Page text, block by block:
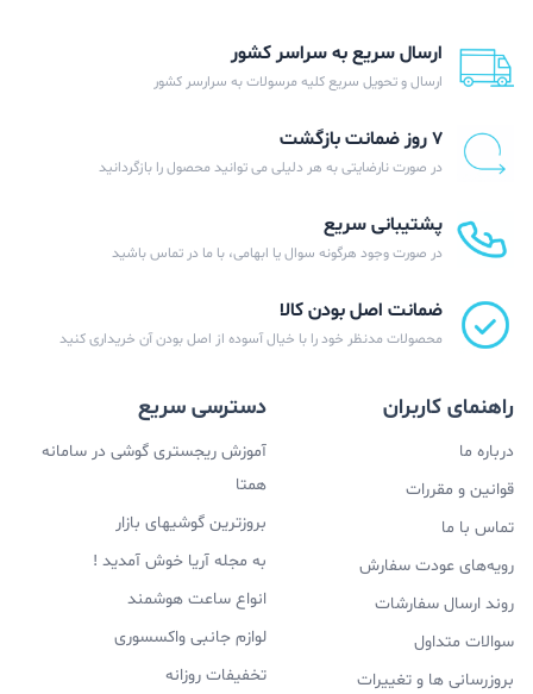
ارسال سریع به سراسر کشور
ارسال و تحویل سریع کلیه مرسولات به سرارسر کشور
۷ روز ضمانت بازگشت
در صورت نارضایتی به هر دلیلی می توانید محصول را بازگردانید
پشتیبانی سریع
در صورت وجود هرگونه سوال یا ابهامی، با ما در تماس باشید
ضمانت اصل بودن کالا
محصولات مدنظر خود را با خیال آسوده از اصل بودن آن خریداری کنید
راهنمای کاربران
درباره ما
قوانین و مقررات
تماس با ما
رویه‌های عودت سفارش
روند ارسال سفارشات
سوالات متداول
بروزرسانی ها و تغییرات
دسترسی سریع
آموزش ریجستری گوشی در سامانه
همتا
بروزترین گوشیهای بازار
به مجله آریا خوش آمدید !
انواع ساعت هوشمند
لوازم جانبی واکسسوری
تخفیفات روزانه